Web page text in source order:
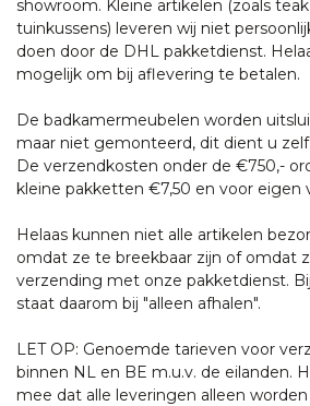
showroom. Kleine artikelen (zoals
tuinkussens) leveren wij niet
doen door de DHL pakketdienst.
mogelijk om bij aflevering te betalen.
De badkamermeubelen worden
maar niet gemonteerd, dit dient u
De verzendkosten onder de €750,-
kleine pakketten €7,50 en voor eigen
Helaas kunnen niet alle artikelen
omdat ze te breekbaar zijn of omdat
verzending met onze pakketdienst.
staat daarom bij "alleen afhalen".
LET OP: Genoemde tarieven voor
binnen NL en BE m.u.v. de eilanden.
mee dat alle leveringen alleen